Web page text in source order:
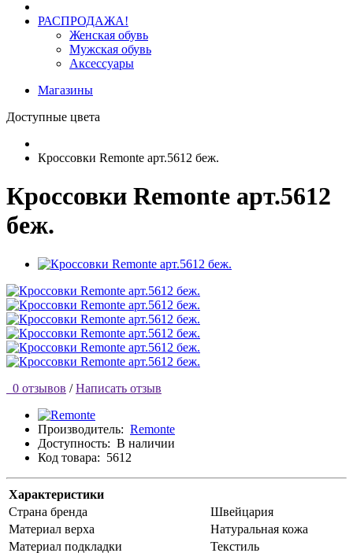
РАСПРОДАЖА!
Женская обувь
Мужская обувь
Аксессуары
Магазины
Доступные цвета
Кроссовки Remonte арт.5612 беж.
Кроссовки Remonte арт.5612
беж.
0 отзывов / Написать отзыв
Производитель: Remonte
Доступность: В наличии
Код товара: 5612
Характеристики
Страна бренда
Швейцария
Материал верха
Натуральная кожа
Материал подкладки
Текстиль